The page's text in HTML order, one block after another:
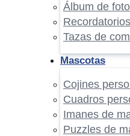
Álbum de
Tazas de
Mascotas
Cojines
Cuadros
Imanes de
Puzzles de